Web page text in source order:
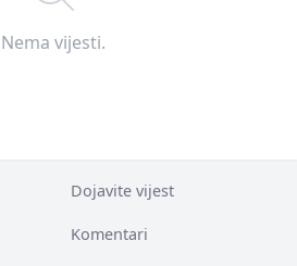
Nema vijesti.
Dojavite vijest
Komentari